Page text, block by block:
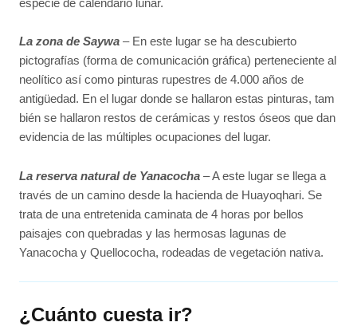
especie de calendario lunar.
La zona de Saywa – En este lugar se ha descubierto
pictografías (forma de comunicación gráfica) perteneciente al
neolítico así como pinturas rupestres de 4.000 años de
antigüedad. En el lugar donde se hallaron estas pinturas, tam
bién se hallaron restos de cerámicas y restos óseos que dan
evidencia de las múltiples ocupaciones del lugar.
La reserva natural de Yanacocha – A este lugar se llega a
través de un camino desde la hacienda de Huayoqhari. Se
trata de una entretenida caminata de 4 horas por bellos
paisajes con quebradas y las hermosas lagunas de
Yanacocha y Quellococha, rodeadas de vegetación nativa.
¿Cuánto cuesta ir?